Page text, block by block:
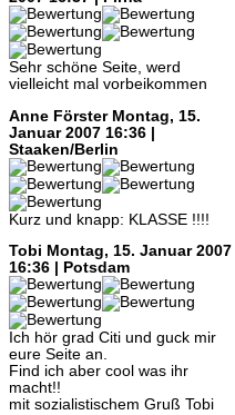
Sehr schöne Seite, werd
vielleicht mal vorbeikommen
Anne Förster Montag, 15.
Januar 2007 16:36 |
Staaken/Berlin
Kurz und knapp: KLASSE !!!!
Tobi Montag, 15. Januar 2007
16:36 | Potsdam
Ich hör grad Citi und guck mir
eure Seite an.
Find ich aber cool was ihr
macht!!
mit sozialistischem Gruß Tobi